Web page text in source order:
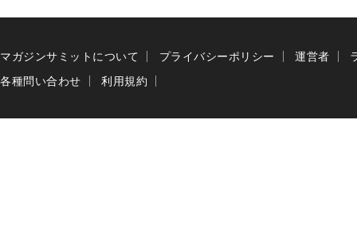
マガジンサミットについて プライバシーポリシー 運営者
各種問い合わせ
利用規約